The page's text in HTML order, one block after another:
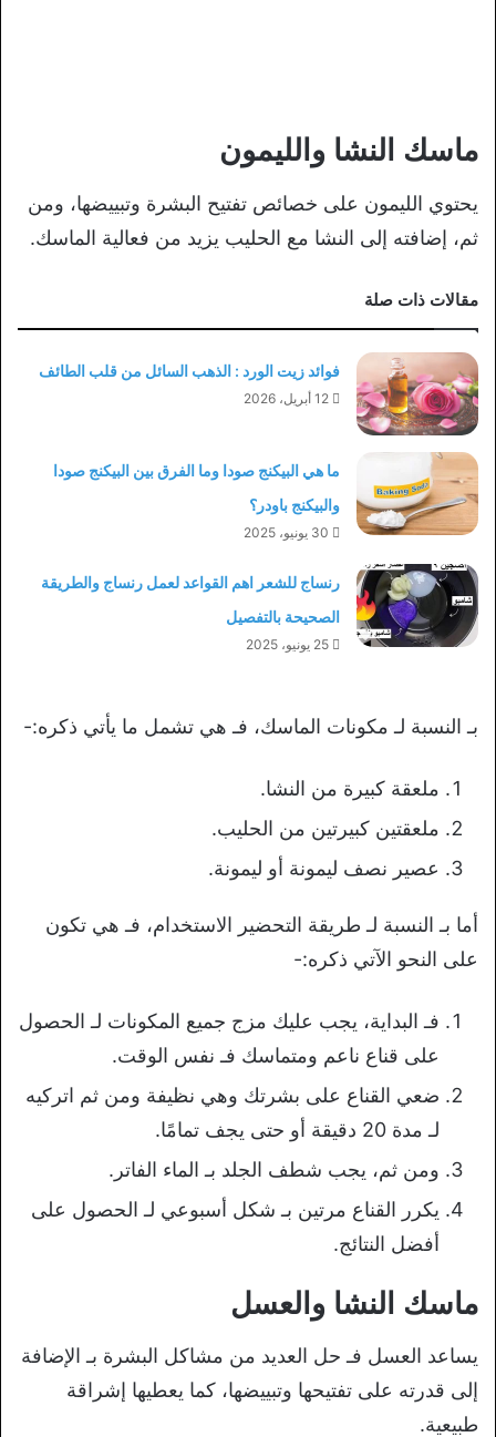
ماسك النشا والليمون
يحتوي الليمون على خصائص تفتيح البشرة وتبييضها، ومن
ثم، إضافته إلى النشا مع الحليب يزيد من فعالية الماسك.
مقالات ذات صلة
فوائد زيت الورد : الذهب السائل من قلب الطائف
12 أبريل، 2026
ما هي البيكنج صودا وما الفرق بين البيكنج صودا
والبيكنج باودر؟
30 يونيو، 2025
رنساج للشعر اهم القواعد لعمل رنساج والطريقة
الصحيحة بالتفصيل
25 يونيو، 2025
بـ النسبة لـ مكونات الماسك، فـ هي تشمل ما يأتي ذكره:-
ملعقة كبيرة من النشا.
ملعقتين كبيرتين من الحليب.
عصير نصف ليمونة أو ليمونة.
أما بـ النسبة لـ طريقة التحضير الاستخدام، فـ هي تكون
على النحو الآتي ذكره:-
فـ البداية، يجب عليك مزج جميع المكونات لـ الحصول
على قناع ناعم ومتماسك فـ نفس الوقت.
ضعي القناع على بشرتك وهي نظيفة ومن ثم اتركيه
لـ مدة 20 دقيقة أو حتى يجف تمامًا.
ومن ثم، يجب شطف الجلد بـ الماء الفاتر.
يكرر القناع مرتين بـ شكل أسبوعي لـ الحصول على
أفضل النتائج.
ماسك النشا والعسل
يساعد العسل فـ حل العديد من مشاكل البشرة بـ الإضافة
إلى قدرته على تفتيحها وتبييضها، كما يعطيها إشراقة
طبيعية.